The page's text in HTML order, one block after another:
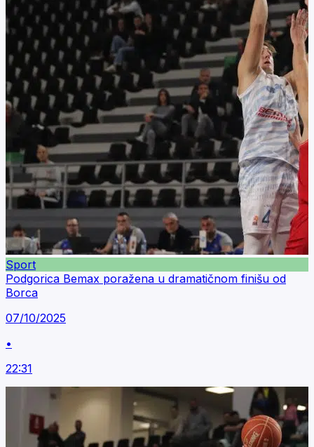
Sport
Podgorica Bemax poražena u dramatičnom finišu od
Borca
07/10/2025
•
22:31